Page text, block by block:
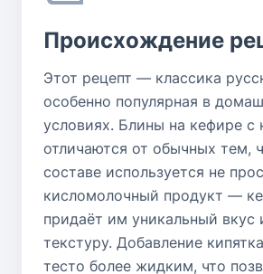
Происхождение
Этот рецепт — классика
особенно популярная в
условиях. Блины на кефире с
отличаются от обычных тем,
составе используется не
кисломолочный продукт —
придаёт им уникальный вкус
текстуру. Добавление
тесто более жидким, что